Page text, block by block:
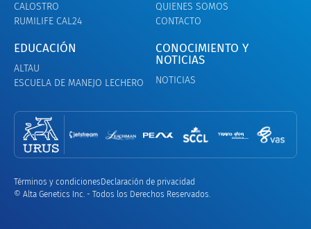
CALOSTRO
RUMILIFE CAL24
QUIENES SOMOS
CONTACTO
EDUCACIÓN
ALTAU
ESCUELA DE MANEJO LECHERO
CONOCIMIENTO Y
NOTICIAS
NOTICIAS
Términos y condiciones Declaración de privacidad
© Alta Genetics Inc. - Todos los Derechos Reservados.